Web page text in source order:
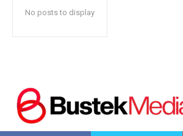
No posts to display